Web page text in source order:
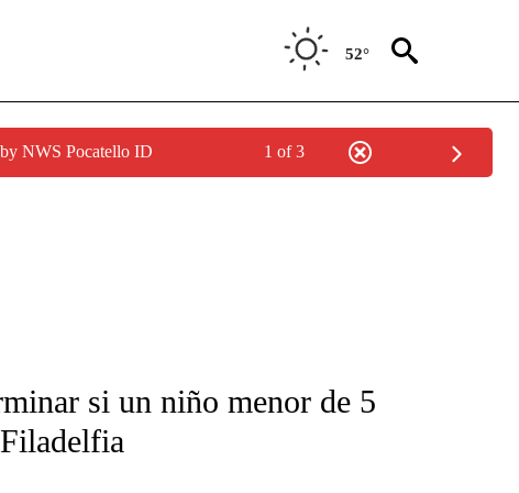
52°
NWS Pocatello ID 1 of 3
ABOUT NEW PAGES ON "CNN-SPANISH".
si un niño menor de 5